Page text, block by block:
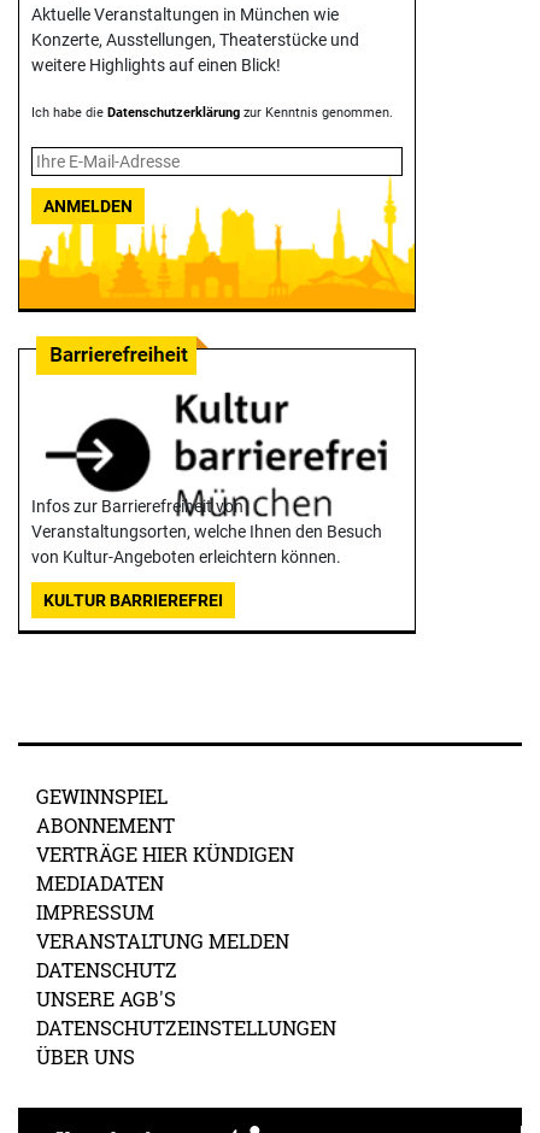
Aktuelle Veranstaltungen in München wie
Konzerte, Ausstellungen, Theater­stücke und
weitere Highlights auf einen Blick!
Ich habe die Datenschutzerklärung zur Kenntnis genommen.
ANMELDEN
Infos zur Barrierefreiheit von
Veranstaltungsorten, welche Ihnen den Besuch
von Kultur-Angeboten erleichtern können.
KULTUR BARRIEREFREI
GEWINNSPIEL
ABONNEMENT
VERTRÄGE HIER KÜNDIGEN
MEDIADATEN
IMPRESSUM
VERANSTALTUNG MELDEN
DATENSCHUTZ
UNSERE AGB'S
DATENSCHUTZEINSTELLUNGEN
ÜBER UNS